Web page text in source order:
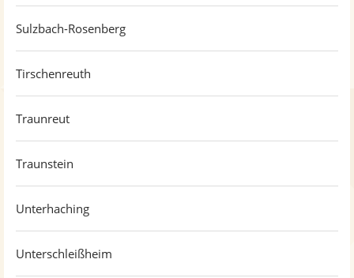
Sulzbach-Rosenberg
Tirschenreuth
Traunreut
Traunstein
Unterhaching
Unterschleißheim